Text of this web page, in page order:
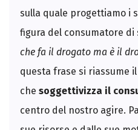
sulla quale progettiamo i
figura del consumatore di
che fa il drogato ma è il
questa frase si riassume
che soggettivizza il
centro del nostro agire.